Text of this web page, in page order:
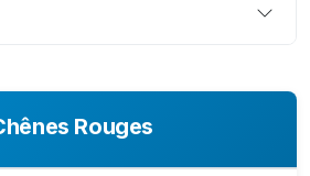
Rouges